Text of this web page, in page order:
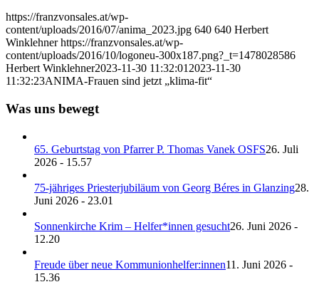
https://franzvonsales.at/wp-
content/uploads/2016/07/anima_2023.jpg 640 640 Herbert
Winklehner https://franzvonsales.at/wp-
content/uploads/2016/10/logoneu-300x187.png?_t=1478028586
Herbert Winklehner2023-11-30 11:32:012023-11-30
11:32:23ANIMA-Frauen sind jetzt „klima-fit“
Was uns bewegt
65. Geburtstag von Pfarrer P. Thomas Vanek OSFS26. Juli
2026 - 15.57
75-jähriges Priesterjubiläum von Georg Béres in Glanzing28.
Juni 2026 - 23.01
Sonnenkirche Krim – Helfer*innen gesucht26. Juni 2026 -
12.20
Freude über neue Kommunionhelfer:innen11. Juni 2026 -
15.36